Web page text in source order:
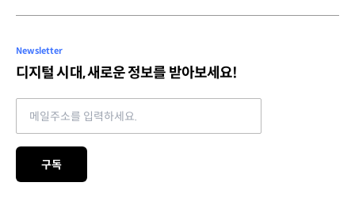
Newsletter
디지털 시대, 새로운 정보를 받아보세요!
구독